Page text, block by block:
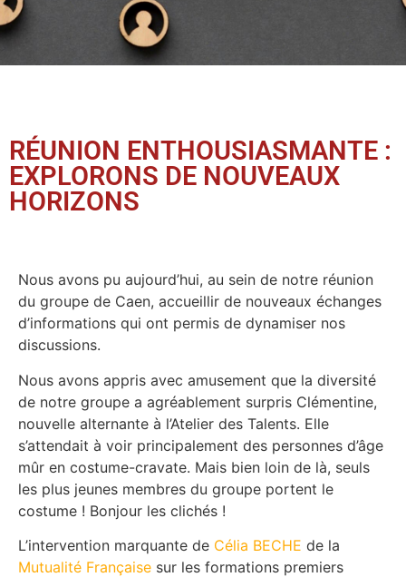
RÉUNION ENTHOUSIASMANTE :
EXPLORONS DE NOUVEAUX
HORIZONS
Nous avons pu aujourd’hui, au sein de notre réunion
du groupe de Caen, accueillir de nouveaux échanges
d’informations qui ont permis de dynamiser nos
discussions.
Nous avons appris avec amusement que la diversité
de notre groupe a agréablement surpris Clémentine,
nouvelle alternante à l’Atelier des Talents. Elle
s’attendait à voir principalement des personnes d’âge
mûr en costume-cravate. Mais bien loin de là, seuls
les plus jeunes membres du groupe portent le
costume ! Bonjour les clichés !
L’intervention marquante de Célia BECHE de la
Mutualité Française sur les formations premiers